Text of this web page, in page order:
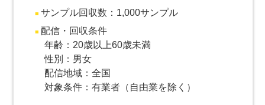
サンプル回収数：1,000サンプル
配信・回収条件
年齢：20歳以上60歳未満
性別：男女
配信地域：全国
対象条件：有業者（自由業を除く）